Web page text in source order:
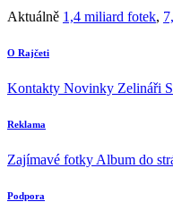
Aktuálně 1,4 miliard fotek,
O Rajčeti
Kontakty Novinky Zelináři
Reklama
Zajímavé fotky Album do
Podpora